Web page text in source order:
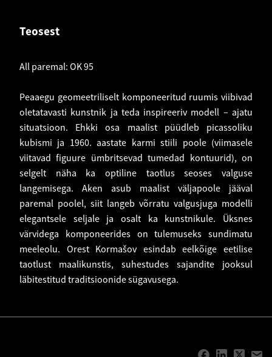
Teosest
All paremal: OK 95
Peaaegu geomeetriliselt komponeeritud ruumis viibivad
oletatavasti kunstnik ja teda inspireeriv modell – ajatu
situatsioon. Ehkki osa maalist püüdleb picassoliku
kubismi ja 1960. aastate karmi stiili poole (viimasele
viitavad figuure ümbritsevad tumedad kontuurid), on
selgelt näha ka optiline taotlus seoses valguse
langemisega. Aken asub maalist väljapoole jääval
paremal poolel, siit langeb võrratu valgusjuga modelli
elegantsele seljale ja osalt ka kunstnikule. Üksnes
värvidega komponeerides on tulemuseks sundimatu
meeleolu. Orest Kormašov esindab eelkõige eetilise
taotlust maalikunstis, suhestudes sajandite jooksul
läbitestitud traditsioonide sügavusega.